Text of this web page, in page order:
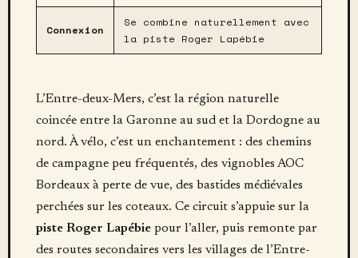
Connexion
Se combine naturellement avec
la piste Roger Lapébie
L’Entre-deux-Mers, c’est la région naturelle
coincée entre la Garonne au sud et la Dordogne au
nord. À vélo, c’est un enchantement : des chemins
de campagne peu fréquentés, des vignobles AOC
Bordeaux à perte de vue, des bastides médiévales
perchées sur les coteaux. Ce circuit s’appuie sur la
piste Roger Lapébiepour l’aller, puis remonte par
des routes secondaires vers les villages de l’Entre-